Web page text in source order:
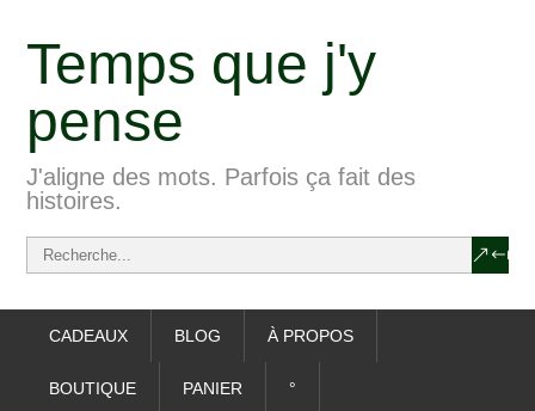
Temps que j'y
pense
J'aligne des mots. Parfois ça fait des
histoires.
CADEAUX BLOG À PROPOS
BOUTIQUE PANIER °